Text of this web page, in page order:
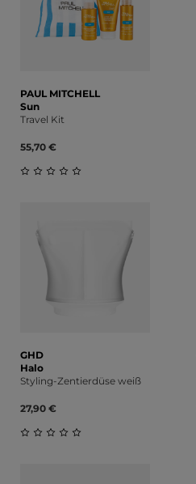
PAUL MITCHELL
Sun
Travel Kit
55,70 €
GHD
Halo
Styling-Zentierdüse weiß
27,90 €